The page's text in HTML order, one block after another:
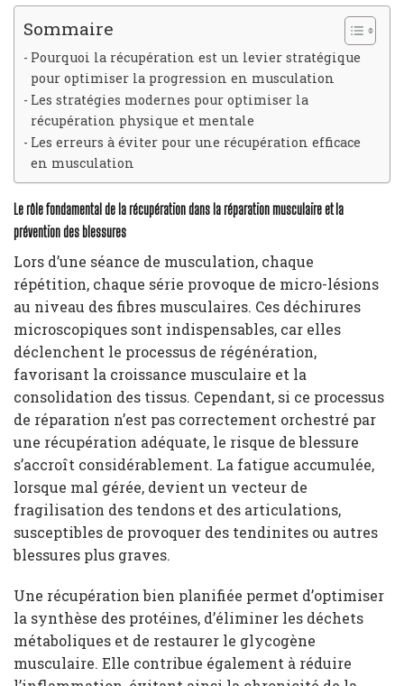
Sommaire
Pourquoi la récupération est un levier stratégique
pour optimiser la progression en musculation
Les stratégies modernes pour optimiser la
récupération physique et mentale
Les erreurs à éviter pour une récupération efficace
en musculation
Le rôle fondamental de la récupération dans la réparation musculaire et la
prévention des blessures
Lors d’une séance de musculation, chaque
répétition, chaque série provoque de micro-lésions
au niveau des fibres musculaires. Ces déchirures
microscopiques sont indispensables, car elles
déclenchent le processus de régénération,
favorisant la croissance musculaire et la
consolidation des tissus. Cependant, si ce processus
de réparation n’est pas correctement orchestré par
une récupération adéquate, le risque de blessure
s’accroît considérablement. La fatigue accumulée,
lorsque mal gérée, devient un vecteur de
fragilisation des tendons et des articulations,
susceptibles de provoquer des tendinites ou autres
blessures plus graves.
Une récupération bien planifiée permet d’optimiser
la synthèse des protéines, d’éliminer les déchets
métaboliques et de restaurer le glycogène
musculaire. Elle contribue également à réduire